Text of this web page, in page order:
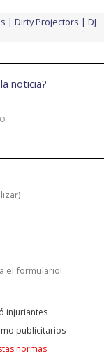
Dirty Projectors
DJ
noticia?
)
el formulario!
injuriantes
publicitarios
normas